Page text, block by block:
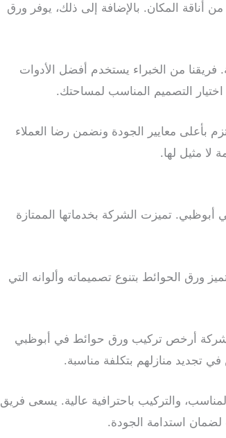
أناقة المكان. بالإضافة إلى ذلك، يوفر ورق
من الخبراء يستخدم أفضل الأدوات
التصميم المناسب لمساحتك.
بأعلى معايير الجودة ونضمن رضا العملاء
لا مثيل لها.
تميزت الشركة بخدماتها الممتازة
ورق الحوائط بتنوع تصميماته وألوانه التي
الشركة أرخص تركيب ورق حوائط في أبوظبي
في تجديد منازلهم بتكلفة مناسبة.
والتركيب باحترافية عالية. يسعى فريق
لضمان استدامة الجودة.